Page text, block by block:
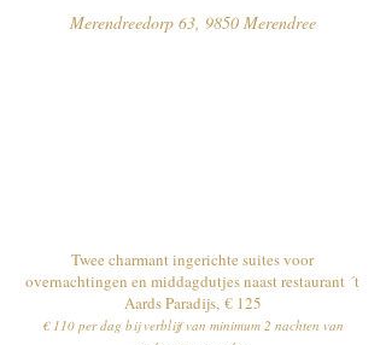
Merendreedorp 63, 9850 Merendree
​​Twee charmant ingerichte suites voor
overnachtingen en middagdutjes naast restaurant ´t
Aards Paradijs, € 125
€ 110 per dag bij verblijf van minimum 2 nachten van